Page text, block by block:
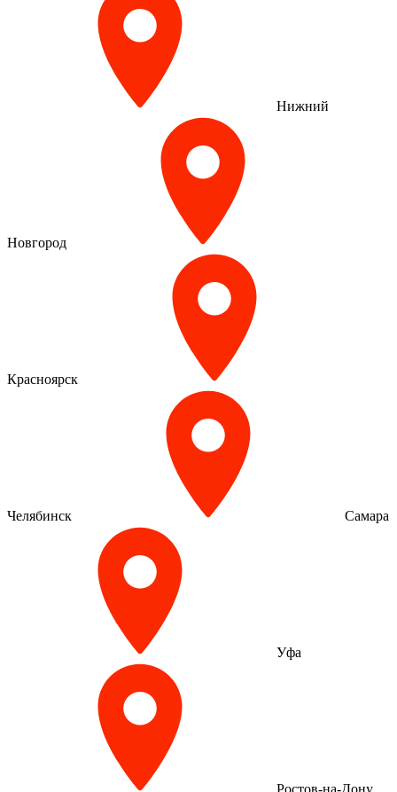
Нижний
Новгород
Красноярск
Челябинск Самара
Уфа
Ростов-на-Дону